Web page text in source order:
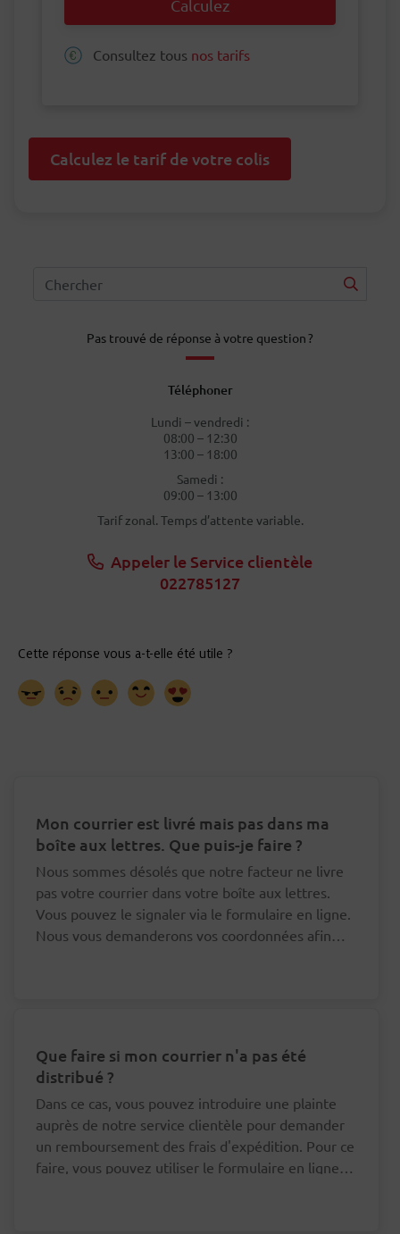
Calculez
Consultez tous nos tarifs
Calculez le tarif de votre colis
Pas trouvé de réponse à votre question ?
Téléphoner
Lundi – vendredi :
08:00 – 12:30
13:00 – 18:00
Samedi :
09:00 – 13:00
Tarif zonal. Temps d’attente variable.
Appeler le Service clientèle
022785127
Mon courrier est livré mais pas dans ma
boîte aux lettres. Que puis-je faire ?
Nous sommes désolés que notre facteur ne livre
pas votre courrier dans votre boîte aux lettres.
Vous pouvez le signaler via le formulaire en ligne.
Nous vous demanderons vos coordonnées afin
Que faire si mon courrier n'a pas été
distribué ?
Dans ce cas, vous pouvez introduire une plainte
auprès de notre service clientèle pour demander
un remboursement des frais d'expédition. Pour ce
faire, vous pouvez utiliser le formulaire en ligne